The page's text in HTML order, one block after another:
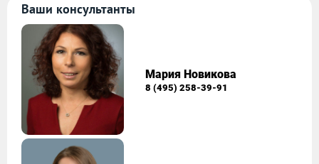
Ваши консультанты
Мария Новикова
8 (495) 258-39-91